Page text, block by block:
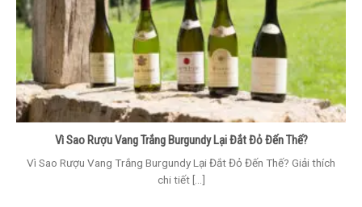
Vì Sao Rượu Vang Trắng Burgundy Lại Đắt Đỏ Đến Thế?
Vì Sao Rượu Vang Trắng Burgundy Lại Đắt Đỏ Đến Thế? Giải thích
chi tiết [...]